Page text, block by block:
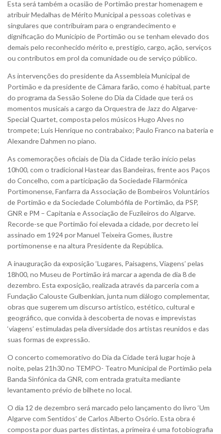
Esta será também a ocasião de Portimão prestar homenagem e
atribuir Medalhas de Mérito Municipal a pessoas coletivas e
singulares que contribuíram para o engrandecimento e
dignificação do Município de Portimão ou se tenham elevado dos
demais pelo reconhecido mérito e, prestígio, cargo, ação, serviços
ou contributos em prol da comunidade ou de serviço público.
As intervenções do presidente da Assembleia Municipal de
Portimão e da presidente de Câmara farão, como é habitual, parte
do programa da Sessão Solene do Dia da Cidade que terá os
momentos musicais a cargo da Orquestra de Jazz do Algarve-
Special Quartet, composta pelos músicos Hugo Alves no
trompete; Luís Henrique no contrabaixo; Paulo Franco na bateria e
Alexandre Dahmen no piano.
As comemorações oficiais de Dia da Cidade terão início pelas
10h00, com o tradicional Hastear das Bandeiras, frente aos Paços
do Concelho, com a participação da Sociedade Filarmónica
Portimonense, Fanfarra da Associação de Bombeiros Voluntários
de Portimão e da Sociedade Columbófila de Portimão, da PSP,
GNR e PM – Capitania e Associação de Fuzileiros do Algarve.
Recorde-se que Portimão foi elevada a cidade, por decreto lei
assinado em 1924 por Manuel Teixeira Gomes, ilustre
portimonense e na altura Presidente da República.
A inauguração da exposição ‘Lugares, Paisagens, Viagens’ pelas
18h00, no Museu de Portimão irá marcar a agenda de dia 8 de
dezembro. Esta exposição, realizada através da parceria com a
Fundação Calouste Gulbenkian, junta num diálogo complementar,
obras que sugerem um discurso artístico, estético, cultural e
geográfico, que convida à descoberta de novas e imprevistas
‘viagens’ estimuladas pela diversidade dos artistas reunidos e das
suas formas de expressão.
O concerto comemorativo do Dia da Cidade terá lugar hoje à
noite, pelas 21h30 no TEMPO- Teatro Municipal de Portimão pela
Banda Sinfónica da GNR, com entrada gratuita mediante
levantamento prévio de bilhete no local.
O dia 12 de dezembro será marcado pelo lançamento do livro ‘Um
Algarve com Sentidos’ de Carlos Alberto Osório. Esta obra é
composta por duas partes distintas, a primeira é uma fotobiografia